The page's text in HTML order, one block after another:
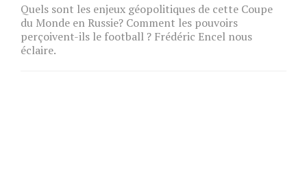
Quels sont les enjeux géopolitiques de cette Coupe
du Monde en Russie? Comment les pouvoirs
perçoivent-ils le football ? Frédéric Encel nous
éclaire.